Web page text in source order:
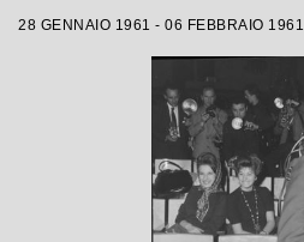
28 GENNAIO 1961 - 06 FEBBRAIO 1961